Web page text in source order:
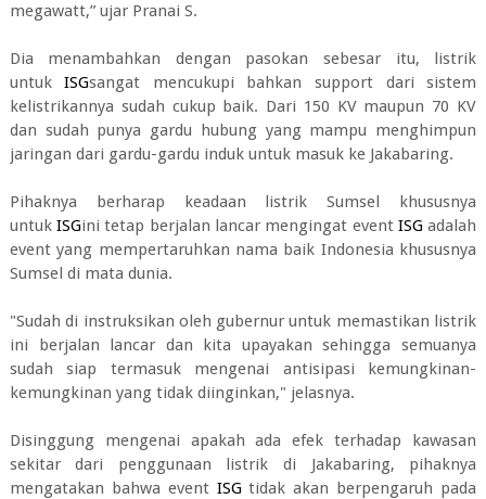
megawatt,” ujar Pranai S.
Dia menambahkan dengan pasokan sebesar itu, listrik
untuk
ISGsangat mencukupi bahkan support dari sistem
kelistrikannya sudah cukup baik. Dari 150 KV maupun 70 KV
dan sudah punya gardu hubung yang mampu menghimpun
jaringan dari gardu-gardu induk untuk masuk ke Jakabaring.
Pihaknya berharap keadaan listrik Sumsel khususnya
untuk ISGini tetap berjalan lancar mengingat event ISG adalah
event yang mempertaruhkan nama baik Indonesia khususnya
Sumsel di mata dunia.
"Sudah di instruksikan oleh gubernur untuk memastikan listrik
ini berjalan lancar dan kita upayakan sehingga semuanya
sudah siap termasuk mengenai antisipasi kemungkinan-
kemungkinan yang tidak diinginkan," jelasnya.
Disinggung mengenai apakah ada efek terhadap kawasan
sekitar dari penggunaan listrik di Jakabaring, pihaknya
mengatakan bahwa event ISG tidak akan berpengaruh pada